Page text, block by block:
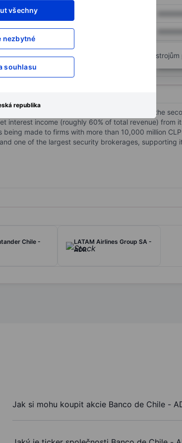
všechny
nezbytné
souhlasu
republika
XXXXXXX
XXXXXXX
XXXXXXX
XXXXXXX
si účeta získejte přístup k pokročilým nástrojům
and Banco CrediChile), Banco de Chile is the
interest income (roughly 60% of total revenue) from
made to firms with more than 10,000 million
one of the largest security brokerages, supporting
Chile -
LATAM Airlines Group SA -
ADR
Jak si mohu koupit akcie Banco de Chile -